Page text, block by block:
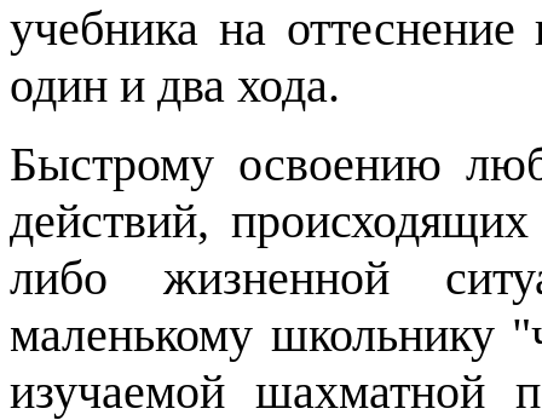
учебника на
один и два хода.
Быстрому освоению
действий,
либо жизненной
маленькому школьнику
изучаемой шахматной